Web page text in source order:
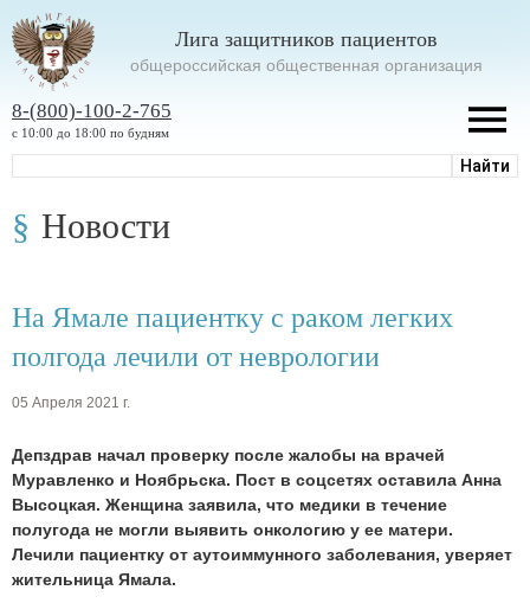
Лига защитников пациентов
oбщероссийская общественная организация
8-(800)-100-2-765
с 10:00 до 18:00 по будням
Новости
На Ямале пациентку с раком легких
полгода лечили от неврологии
05 Апреля 2021 г.
Депздрав начал проверку после жалобы на врачей
Муравленко и Ноябрьска. Пост в соцсетях оставила Анна
Высоцкая. Женщина заявила, что медики в течение
полугода не могли выявить онкологию у ее матери.
Лечили пациентку от аутоиммунного заболевания, уверяет
жительница Ямала.